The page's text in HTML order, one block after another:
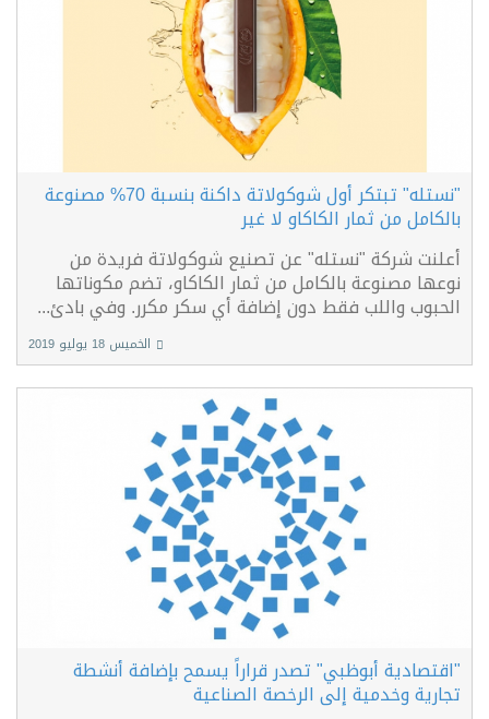
"نستله" تبتكر أول شوكولاتة داكنة بنسبة 70% مصنوعة
بالكامل من ثمار الكاكاو لا غير
أعلنت شركة "نستله" عن تصنيع شوكولاتة فريدة من
نوعها مصنوعة بالكامل من ثمار الكاكاو، تضم مكوناتها
الحبوب واللب فقط دون إضافة أي سكر مكرر. وفي بادئ...
الخميس 18 يوليو 2019
"اقتصادية أبوظبي" تصدر قراراً يسمح بإضافة أنشطة
تجارية وخدمية إلى الرخصة الصناعية